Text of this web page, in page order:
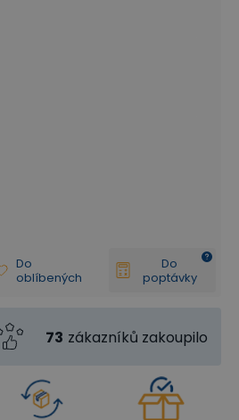
Do
oblíbených
Do
poptávky
73 zákazníků zakoupilo